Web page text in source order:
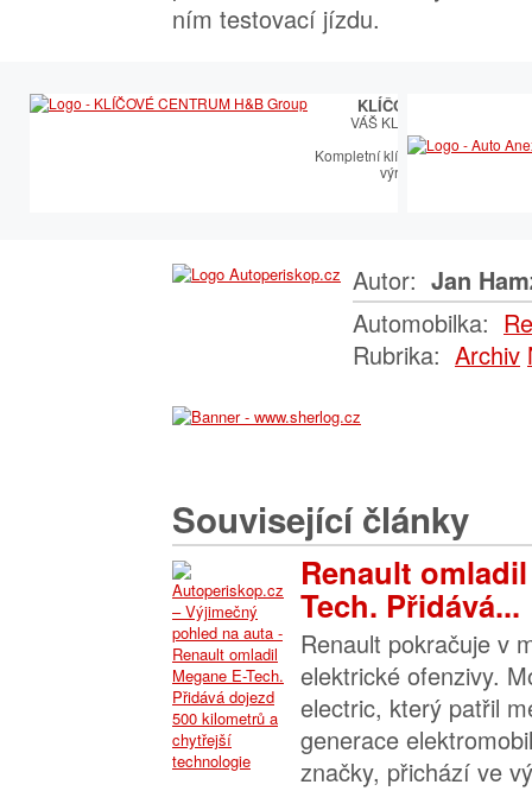
ním testovací jízdu.
KLÍČOVÉ CENTRUM
VÁŠ KLÍČOVÝ PARTNER
Kompletní klíčařský sortiment
výroby autoklíčů
Autor: Jan
Automobilka:
Rubrika: Archiv
Související články
Renault
Tech. Přidává...
Renault pokračuje v
elektrické ofenzivy.
electric, který patřil
generace
značky, přichází ve